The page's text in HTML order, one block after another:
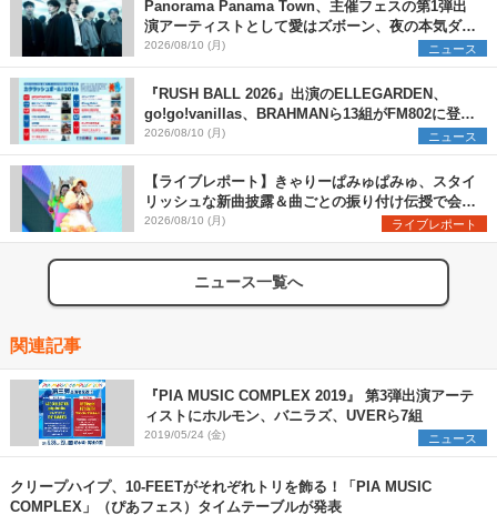
Panorama Panama Town、主催フェスの第1弾出
演アーティストとして愛はズボーン、夜の本気ダン
スらを発表 「plus∈you」のMVも公開に
2026/08/10 (月) ニュース
『RUSH BALL 2026』出演のELLEGARDEN、
go!go!vanillas、BRAHMANら13組がFM802に登
場、他出演アーティストの“渾身の1曲”をセレクト
2026/08/10 (月) ニュース
【ライブレポート】きゃりーぱみゅぱみゅ、スタイ
リッシュな新曲披露＆曲ごとの振り付け伝授で会場
を盛り上げまくる！＜LuckyFes’26＞
2026/08/10 (月) ライブレポート
ニュース一覧へ
関連記事
『PIA MUSIC COMPLEX 2019』 第3弾出演アーテ
ィストにホルモン、バニラズ、UVERら7組
2019/05/24 (金) ニュース
クリープハイプ、10-FEETがそれぞれトリを飾る！「PIA MUSIC
COMPLEX」（ぴあフェス）タイムテーブルが発表